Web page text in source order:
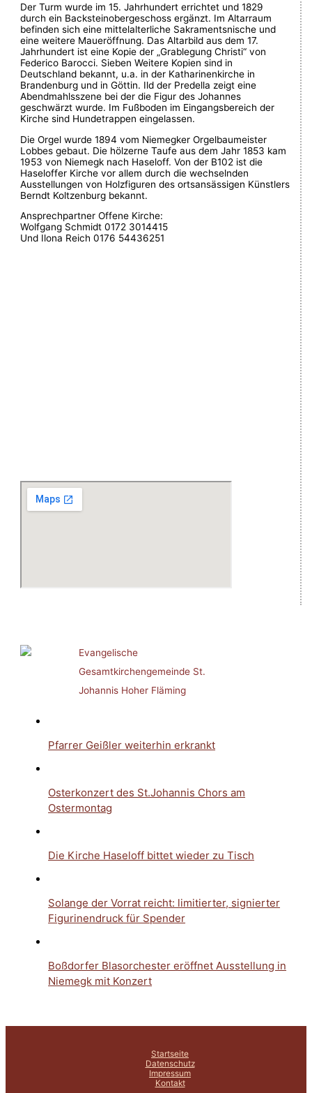
Der Turm wurde im 15. Jahrhundert errichtet und 1829
durch ein Backsteinobergeschoss ergänzt. Im Altarraum
befinden sich eine mittelalterliche Sakramentsnische und
eine weitere Maueröffnung. Das Altarbild aus dem 17.
Jahrhundert ist eine Kopie der „Grablegung Christi“ von
Federico Barocci. Sieben Weitere Kopien sind in
Deutschland bekannt, u.a. in der Katharinenkirche in
Brandenburg und in Göttin. Ild der Predella zeigt eine
Abendmahlsszene bei der die Figur des Johannes
geschwärzt wurde. Im Fußboden im Eingangsbereich der
Kirche sind Hundetrappen eingelassen.
Die Orgel wurde 1894 vom Niemegker Orgelbaumeister
Lobbes gebaut. Die hölzerne Taufe aus dem Jahr 1853 kam
1953 von Niemegk nach Haseloff. Von der B102 ist die
Haseloffer Kirche vor allem durch die wechselnden
Ausstellungen von Holzfiguren des ortsansässigen Künstlers
Berndt Koltzenburg bekannt.
Ansprechpartner Offene Kirche:
Wolfgang Schmidt 0172 3014415
Und Ilona Reich 0176 54436251
Evangelische
Gesamtkirchengemeinde St.
Johannis Hoher Fläming
Pfarrer Geißler weiterhin erkrankt
Osterkonzert des St.Johannis Chors am
Ostermontag
Die Kirche Haseloff bittet wieder zu Tisch
Solange der Vorrat reicht: limitierter, signierter
Figurinendruck für Spender
Boßdorfer Blasorchester eröffnet Ausstellung in
Niemegk mit Konzert
Startseite
Datenschutz
Impressum
Kontakt